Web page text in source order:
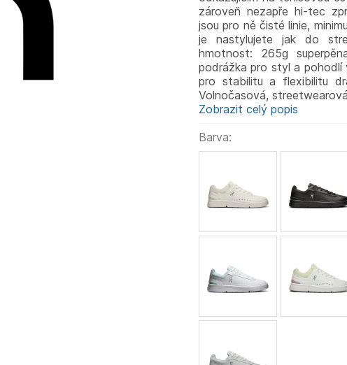
zároveň nezapře hi-tec
jsou pro ně čisté linie,
je nastylujete jak do
hmotnost: 265g
podrážka pro styl a
pro stabilitu a flexibilitu
Volnočasová,
Zobrazit celý popis
Barva: